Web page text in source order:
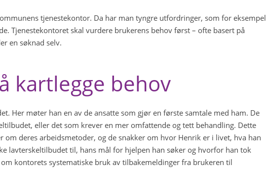
tjenestekontor. Da har man tyngre utfordringer, som for eksempel
Tjenestekontoret skal vurdere brukerens behov først – ofte basert på
en søknad selv.
kartlegge behov
Her møter han en av de ansatte som gjør en første samtale med ham. De
eller det som krever en mer omfattende og tett behandling. Dette
om deres arbeidsmetoder, og de snakker om hvor Henrik er i livet, hva han
lavterskeltilbudet til, hans mål for hjelpen han søker og hvorfor han tok
kontorets systematiske bruk av tilbakemeldinger fra brukeren til